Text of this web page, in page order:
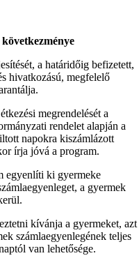
következménye
a határidőig befizetett,
hivatkozású, megfelelő
megrendelését a
rendelet alapján a
napokra kiszámlázott
írja jóvá a program.
egyenlíti ki gyermeke
a gyermek
kívánja a gyermeket, azt
számlaegyenlegének teljes
van lehetősége.